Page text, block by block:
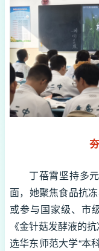
丁蓓霄坚持多
面，她聚焦食品抗
或参与国家级、市
《金针菇发酵液的
选华东师范大学“本